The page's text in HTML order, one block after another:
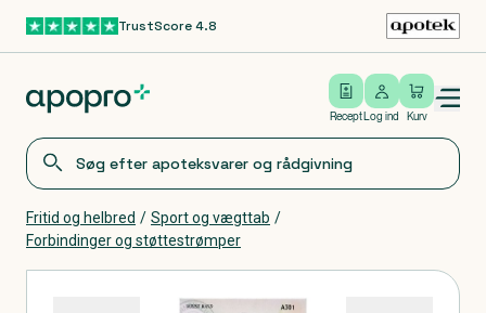
Gå til hovedindholdTrustScore 4.8
Recept
Log ind
Log ind Kurv
Open/close menu
Fritid og helbred / Sport og vægttab /
Forbindinger og støttestrømper